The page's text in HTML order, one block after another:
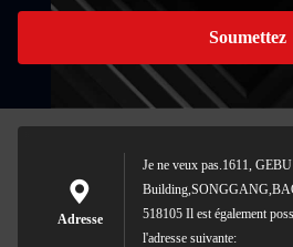
Soumettez
Adresse
Je ne veux pas.1611,
518105 Il est également
l'adresse suivante: